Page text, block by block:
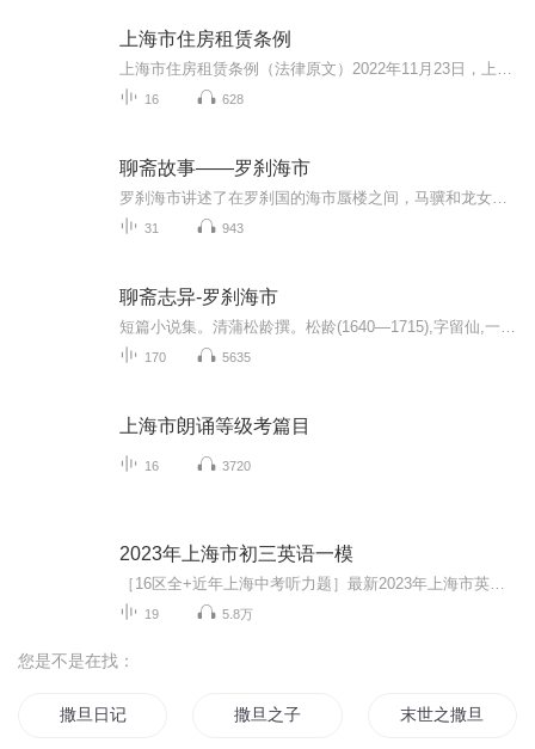
上海市住房租赁条例
16 628
聊斋故事——罗刹海市
31 943
聊斋志异-罗刹海市
170 5635
上海市朗诵等级考篇目
16 3720
2023年上海市初三英语一模
19 5.8万
您是不是在找：
撒旦日记 撒旦之子 末世之撒旦的宽恕